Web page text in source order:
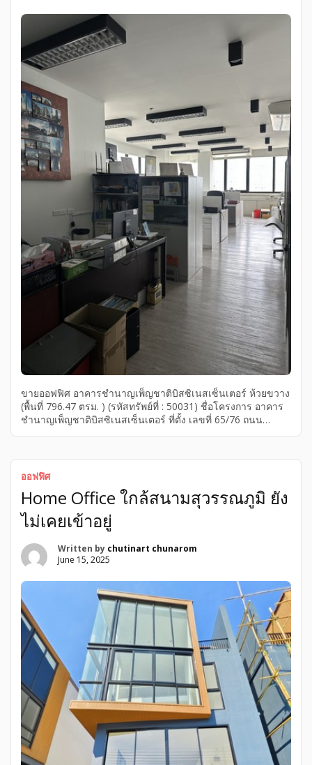
ขายออฟฟิศ อาคารชำนาญเพ็ญชาติบิสซิเนสเซ็นเตอร์ ห้วยขวาง
(พื้นที่ 796.47 ตรม. ) (รหัสทรัพย์ที่ : 50031) ชื่อโครงการ อาคาร
ชำนาญเพ็ญชาติบิสซิเนสเซ็นเตอร์ ที่ตั้ง เลขที่ 65/76 ถนน
พระรามเก้า ใกล้mrt พระราม9 ใกล้เซ็นทรัลพระราม9 เครื่องใช้
นิติบุคคล – เจ้าหน้าที่รักษาความปลอดภัย – แม่บ้าน สถานที่ใกล้
เคียง – mrt พระราม 9 […]
ออฟฟิศ
Home Office ใกล้สนามสุวรรณภูมิ ยัง
ไม่เคยเข้าอยู่
Written by chutinart chunarom
June 15, 2025